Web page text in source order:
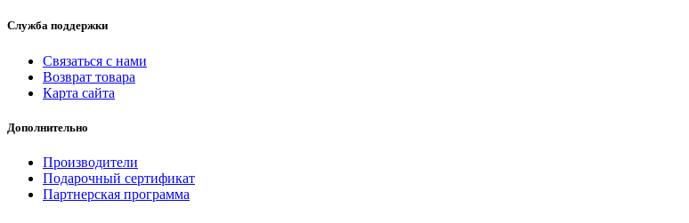
Служба поддержки
Связаться с нами
Возврат товара
Карта сайта
Дополнительно
Производители
Подарочный сертификат
Партнерская программа